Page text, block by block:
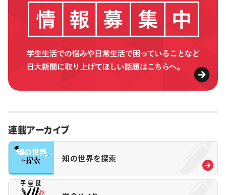
連載アーカイブ
知の世界を探索